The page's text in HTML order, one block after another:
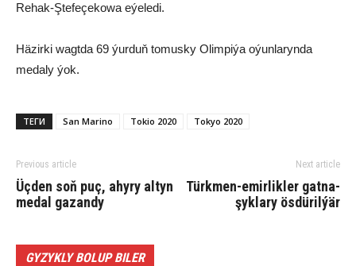
Rehak-Ştefeçekowa eýeledi.
Häzirki wagtda 69 ýurduň tomusky Olimpiýa oýunlarynda
medaly ýok.
ТЕГИ San Marino Tokio 2020 Tokyo 2020
Previous article
Üçden soň puç, ahyry altyn
medal gazandy
Next article
Türk­men-emir­lik­ler gat­na­
şyk­la­ry ös­dü­ril­ýär
GYZYKLY BOLUP BILER